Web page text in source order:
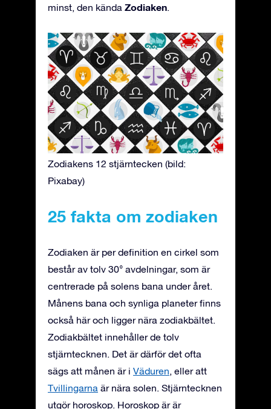
minst, den kända Zodiaken
Zodiakens 12 stjärntecken (bild:
Pixabay)
25 fakta om zodiaken
Zodiaken är per definition en cirkel som
består av tolv 30° avdelningar, som är
centrerade på solens bana under året.
Månens bana och synliga planeter finns
också här och ligger nära zodiakbältet.
Zodiakbältet innehåller de tolv
stjärntecknen. Det är därför det ofta
sägs att månen är i Väduren, eller att
Tvillingarna är nära solen. Stjärntecknen
utgör horoskop. Horoskop är är